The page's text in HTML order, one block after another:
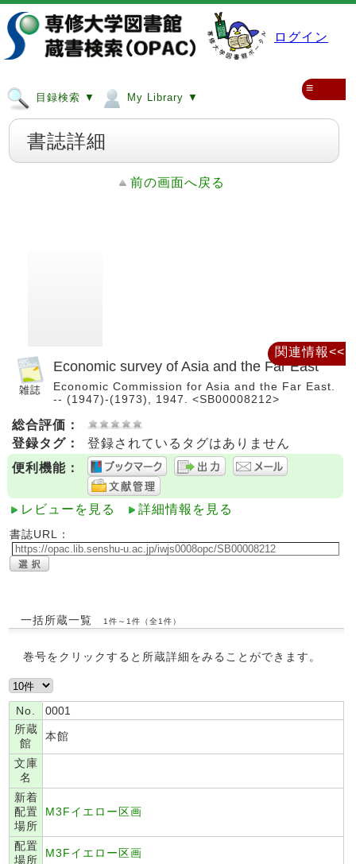
ログイン
目録検索 ▼ My Library ▼
≡
書誌詳細
前の画面へ戻る
Economic survey of Asia and the Far East
Economic Commission for Asia and the Far East.
-- (1947)-(1973), 1947. <SB00008212>
総合評価：
登録タグ：
登録されているタグはありません
便利機能：
レビューを見る 詳細情報を見る
書誌URL：
一括所蔵一覧 1件～1件（全1件）
巻号をクリックすると所蔵詳細をみることができます。
No.
0001
所蔵
館
本館
文庫
名
新着
配置
場所
M3Fイエロー区画
配置
場所
M3Fイエロー区画
関連情報<<